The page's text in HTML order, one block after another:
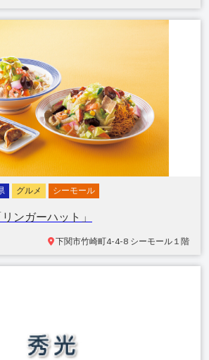
グルメ シーモール
ンガーハット」
下関市竹崎町4-4-8 シーモール１階